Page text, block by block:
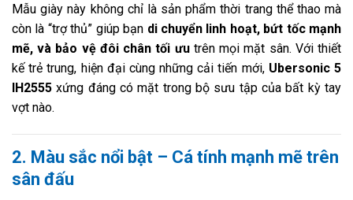
Mẫu giày này không chỉ là sản phẩm thời trang thể thao mà
còn là “trợ thủ” giúp bạn di chuyển linh hoạt, bứt tốc mạnh
mẽ, và bảo vệ đôi chân tối ưutrên mọi mặt sân. Với thiết
kế trẻ trung, hiện đại cùng những cải tiến mới, Ubersonic 5
IH2555 xứng đáng có mặt trong bộ sưu tập của bất kỳ tay
vợt nào.
2. Màu sắc nổi bật – Cá tính mạnh mẽ trên
sân đấu